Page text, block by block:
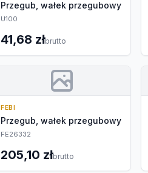
Przegub, wałek przegubowy
U100
41,68 złbrutto
FEBI
Przegub, wałek przegubowy
FE26332
205,10 złbrutto